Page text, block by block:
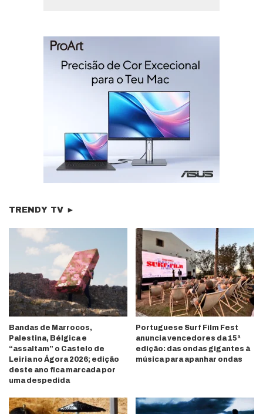
TRENDY TV ►
Bandas de Marrocos,
Palestina, Bélgica e
“assaltam” o Castelo de
Leiria no Ágora 2026; edição
deste ano fica marcada por
uma despedida
Portuguese Surf Film Fest
anuncia vencedores da 15ª
edição: das ondas gigantes à
música para apanhar ondas